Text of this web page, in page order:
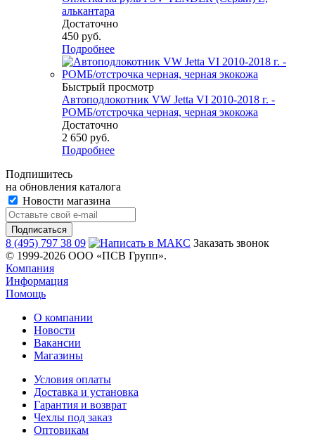
алькантара
Достаточно
450 руб.
Подробнее
Быстрый просмотр
Автоподлокотник VW Jetta VI 2010-2018 г. -
РОМБ/отстрочка черная, черная экокожа
Достаточно
2 650 руб.
Подробнее
Подпишитесь
на обновления каталога
Новости магазина
8 (495) 797 38 09
Заказать звонок
© 1999-2026 ООО «ПСВ Групп».
Компания
Информация
Помощь
О компании
Новости
Вакансии
Магазины
Условия оплаты
Доставка и установка
Гарантия и возврат
Чехлы под заказ
Оптовикам